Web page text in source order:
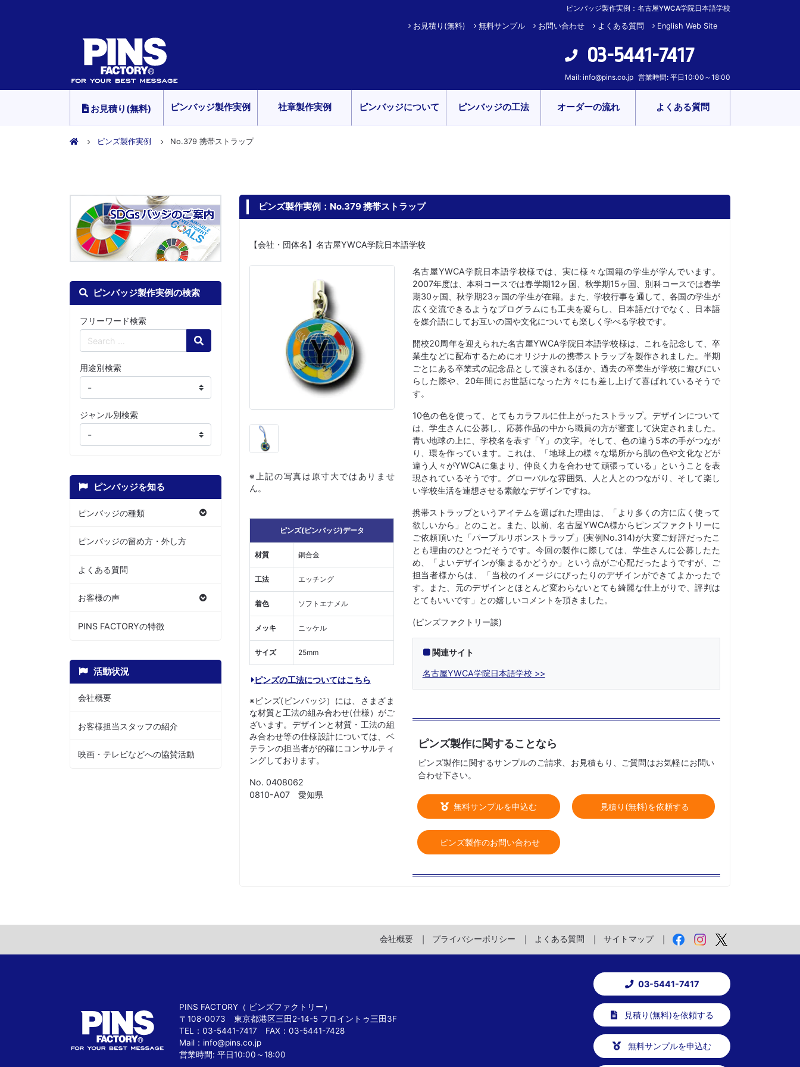
ピンバッジ製作実例：名古屋YWCA学院日本語学校
お見積り(無料) 無料サンプル お問い合わせ よくある質問 English Web Site
03-5441-7417
Mail: info@pins.co.jp 営業時間: 平日10:00～18:00
お見積り(無料) ピンバッジ製作実例 社章製作実例 ピンバッジについて ピンバッジの工法 オーダーの流れ よくある質問
ピンズ製作実例 No.379 携帯ストラップ
ピンバッジ製作実例の検索
フリーワード検索
Search
用途別検索
ジャンル別検索
ピンバッジを知る
ピンバッジの種類
ピンバッジの留め方・外し方
よくある質問
お客様の声
PINS FACTORYの特徴
活動状況
会社概要
お客様担当スタッフの紹介
映画・テレビなどへの協賛活動
ピンズ製作実例：No.379 携帯ストラップ
【会社・団体名】名古屋YWCA学院日本語学校
※上記の写真は原寸大ではありませ
ん。
ピンズ(ピンバッジ)データ
材質 銅合金
工法 エッチング
着色 ソフトエナメル
メッキ ニッケル
サイズ 25mm
ピンズの工法についてはこちら
※ピンズ(ピンバッジ）には、さまざま
な材質と工法の組み合わせ(仕様）がご
ざいます。デザインと材質・工法の組
み合わせ等の仕様設計については、ベ
テランの担当者が的確にコンサルティ
ングしております。
No. 0408062
0810-A07 愛知県
名古屋YWCA学院日本語学校様では、実に様々な国籍の学生が学んでいます。
2007年度は、本科コースでは春学期12ヶ国、秋学期15ヶ国、別科コースでは春学
期30ヶ国、秋学期23ヶ国の学生が在籍。また、学校行事を通して、各国の学生が
広く交流できるようなプログラムにも工夫を凝らし、日本語だけでなく、日本語
を媒介語にしてお互いの国や文化についても楽しく学べる学校です。
開校20周年を迎えられた名古屋YWCA学院日本語学校様は、これを記念して、卒
業生などに配布するためにオリジナルの携帯ストラップを製作されました。半期
ごとにある卒業式の記念品として渡されるほか、過去の卒業生が学校に遊びにい
らした際や、20年間にお世話になった方々にも差し上げて喜ばれているそうで
す。
10色の色を使って、とてもカラフルに仕上がったストラップ。デザインについて
は、学生さんに公募し、応募作品の中から職員の方が審査して決定されました。
青い地球の上に、学校名を表す「Y」の文字。そして、色の違う5本の手がつなが
り、環を作っています。これは、「地球上の様々な場所から肌の色や文化などが
違う人々がYWCAに集まり、仲良く力を合わせて頑張っている」ということを表
現されているそうです。グローバルな雰囲気、人と人とのつながり、そして楽し
い学校生活を連想させる素敵なデザインですね。
携帯ストラップというアイテムを選ばれた理由は、「より多くの方に広く使って
欲しいから」とのこと。また、以前、名古屋YWCA様からピンズファクトリーに
ご依頼頂いた「パープルリボンストラップ」(実例No.314)が大変ご好評だったこ
とも理由のひとつだそうです。今回の製作に際しては、学生さんに公募したた
め、「よいデザインが集まるかどうか」という点がご心配だったようですが、ご
担当者様からは、「当校のイメージにぴったりのデザインができてよかったで
す。また、元のデザインとほとんど変わらないとても綺麗な仕上がりで、評判は
とてもいいです」との嬉しいコメントを頂きました。
(ピンズファクトリー談)
関連サイト
名古屋YWCA学院日本語学校
ピンズ製作に関することなら
ピンズ製作に関するサンプルのご請求、お見積もり、ご質問はお気軽にお問い
合わせ下さい。
無料サンプルを申込む 見積り(無料)を依頼する
ピンズ製作のお問い合わせ
会社概要 プライバシーポリシー よくある質問 サイトマップ
PINS FACTORY（ ピンズファクトリー）
〒108-0073 東京都港区三田2-14-5 フロイントゥ三田3F
TEL：03-5441-7417 FAX：03-5441-7428
Mail： info@pins.co.jp
営業時間: 平日10:00～18:00
03-5441-7417
見積り(無料)を依頼する
無料サンプルを申込む